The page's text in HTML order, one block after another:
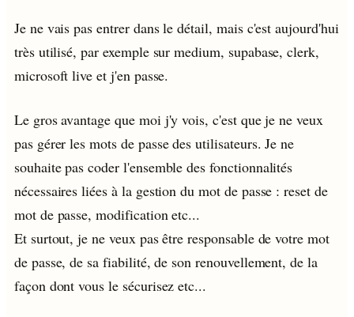
Je ne vais pas entrer dans le détail, mais c'est aujourd'hui
très utilisé, par exemple sur medium, supabase, clerk,
microsoft live et j'en passe.
Le gros avantage que moi j'y vois, c'est que je ne veux
pas gérer les mots de passe des utilisateurs. Je ne
souhaite pas coder l'ensemble des fonctionnalités
nécessaires liées à la gestion du mot de passe : reset de
mot de passe, modification etc...
Et surtout, je ne veux pas être responsable de votre mot
de passe, de sa fiabilité, de son renouvellement, de la
façon dont vous le sécurisez etc...